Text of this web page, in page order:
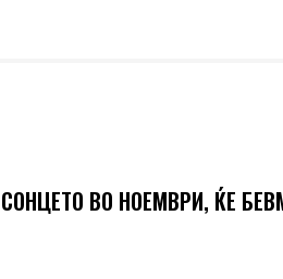
ВО НОЕМВРИ, ЌЕ